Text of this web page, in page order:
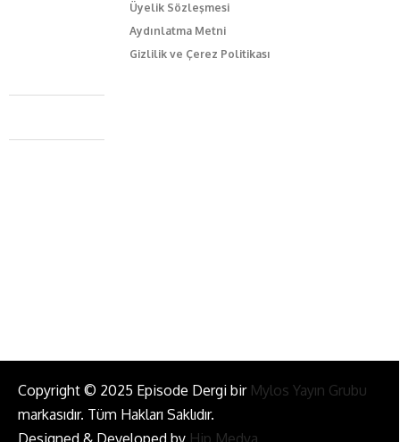
Üyelik Sözleşmesi
Aydınlatma Metni
Gizlilik ve Çerez Politikası
Caferağa Mah. Dr. Şakir Paşa Sok. No3/A Kadıköy İstanbul
+90 543 345 46 00
Copyright © 2025 Episode Dergi bir Mylos Yayın Grubu
markasıdır. Tüm Hakları Saklıdır.
Designed & Developed by Hip Medya